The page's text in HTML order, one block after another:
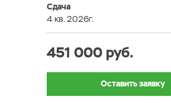
Сдача
4 кв. 2026г.
451 000 руб.
Оставить заявку